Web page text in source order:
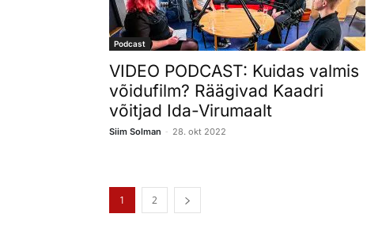
Podcast
VIDEO PODCAST: Kuidas valmis
võidufilm? Räägivad Kaadri
võitjad Ida-Virumaalt
Siim Solman - 28. okt 2022
1 2